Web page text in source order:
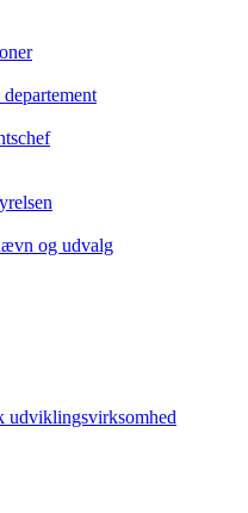
og udvalg
udviklingsvirksomhed